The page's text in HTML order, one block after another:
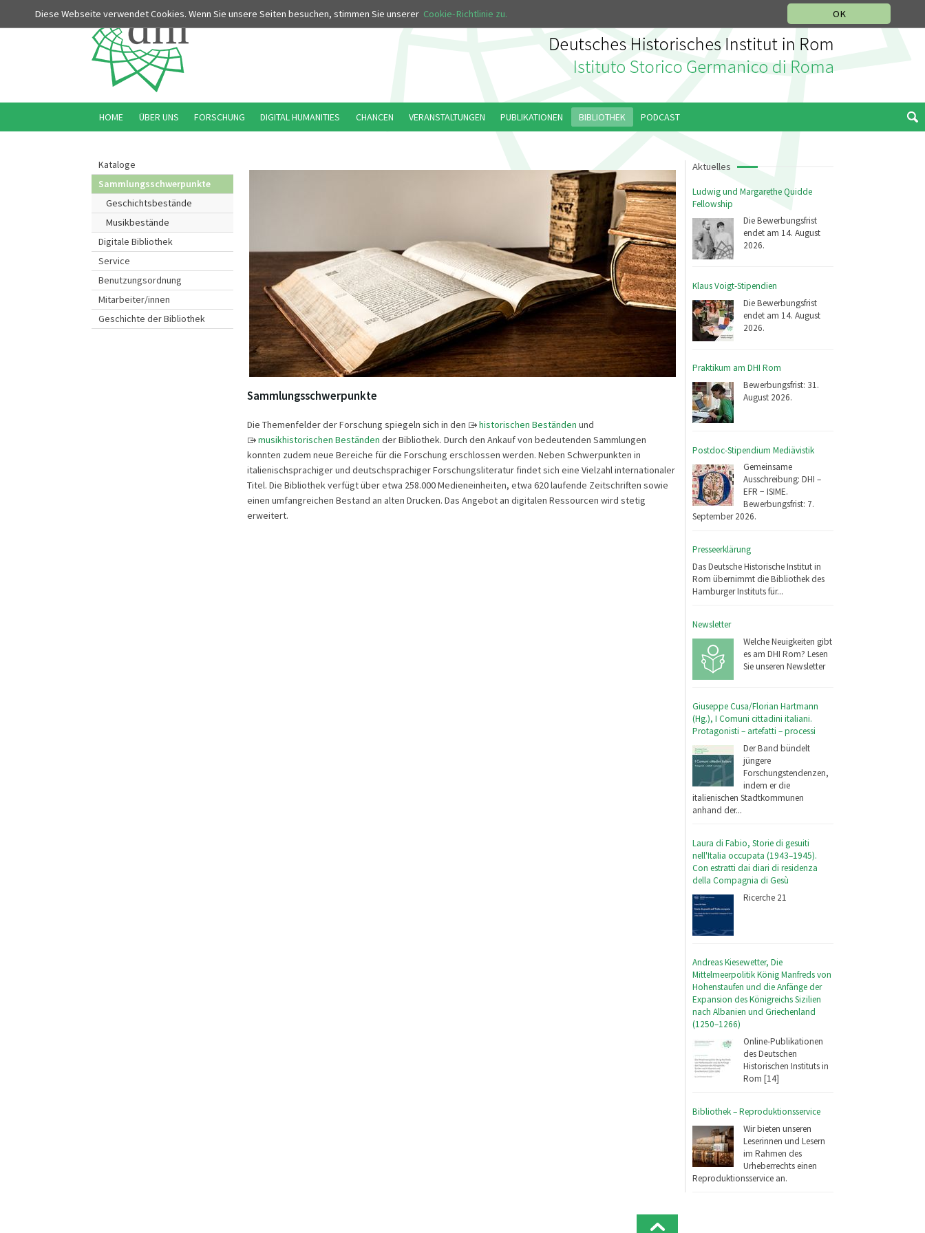
OK
Diese Webseite verwendet Cookies. Wenn Sie unsere Seiten besuchen, stimmen Sie unserer Cookie-Richtlinie zu.
Kataloge
Sammlungsschwerpunkte
Geschichtsbestände
Musikbestände
Digitale Bibliothek
Service
Benutzungsordnung
Mitarbeiter/innen
Geschichte der Bibliothek
Aktuelles
Ludwig und Margarethe Quidde
Fellowship
Die Bewerbungsfrist
endet am 14. August
2026.
Klaus Voigt-Stipendien
Die Bewerbungsfrist
endet am 14. August
2026.
Praktikum am DHI Rom
Bewerbungsfrist: 31.
August 2026.
Postdoc-Stipendium Mediävistik
Gemeinsame
Ausschreibung: DHI –
EFR − ISIME.
Bewerbungsfrist: 7.
September 2026.
Presseerklärung
Das Deutsche Historische Institut in
Rom übernimmt die Bibliothek des
Hamburger Instituts für...
Newsletter
Welche Neuigkeiten gibt
es am DHI Rom? Lesen
Sie unseren Newsletter
Giuseppe Cusa/Florian Hartmann
(Hg.), I Comuni cittadini italiani.
Protagonisti – artefatti – processi
Der Band bündelt
jüngere
Forschungstendenzen,
indem er die
italienischen Stadtkommunen
anhand der...
Laura di Fabio, Storie di gesuiti
nell'Italia occupata (1943–1945).
Con estratti dai diari di residenza
della Compagnia di Gesù
Ricerche 21
Andreas Kiesewetter, Die
Mittelmeerpolitik König Manfreds von
Hohenstaufen und die Anfänge der
Expansion des Königreichs Sizilien
nach Albanien und Griechenland
(1250–1266)
Online-Publikationen
des Deutschen
Historischen Instituts in
Rom [14]
Bibliothek – Reproduktionsservice
Wir bieten unseren
Leserinnen und Lesern
im Rahmen des
Urheberrechts einen
Reproduktionsservice an.
Sammlungsschwerpunkte
Die Themenfelder der Forschung spiegeln sich in den historischen Beständen und
musikhistorischen Beständen der Bibliothek. Durch den Ankauf von bedeutenden Sammlungen
konnten zudem neue Bereiche für die Forschung erschlossen werden. Neben Schwerpunkten in
italienischsprachiger und deutschsprachiger Forschungsliteratur findet sich eine Vielzahl internationaler
Titel. Die Bibliothek verfügt über etwa 258.000 Medieneinheiten, etwa 620 laufende Zeitschriften sowie
einen umfangreichen Bestand an alten Drucken. Das Angebot an digitalen Ressourcen wird stetig
erweitert.
HOME ÜBER UNS FORSCHUNG DIGITAL HUMANITIES CHANCEN VERANSTALTUNGEN PUBLIKATIONEN BIBLIOTHEK PODCAST